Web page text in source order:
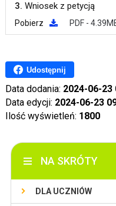
3. Wniosek z petycją
Pobierz PDF -
Udostępnij
Data dodania: 2024-06-23
Data edycji: 2024-06-23
Ilość wyświetleń: 1800
NA SKRÓTY
DLA UCZNIÓW